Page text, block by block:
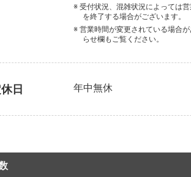
※ 受付状況、混雑状況によっては
を終了する場合がございます。
※ 営業時間が変更されている場合
らせ欄もご覧ください。
日 年中無休